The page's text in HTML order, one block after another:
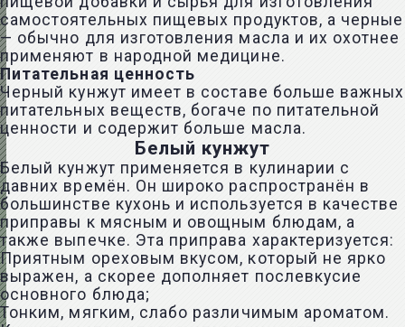
самостоятельных пищевых продуктов, а черные
— обычно для изготовления масла и их охотнее
применяют в народной медицине.
Питательная ценность
Черный кунжут имеет в составе больше важных
питательных веществ, богаче по питательной
ценности и содержит больше масла.
Белый кунжут
Белый кунжут применяется в кулинарии с
давних времён. Он широко распространён в
большинстве кухонь и используется в качестве
приправы к мясным и овощным блюдам, а
также выпечке. Эта приправа характеризуется:
Приятным ореховым вкусом, который не ярко
выражен, а скорее дополняет послевкусие
основного блюда;
Тонким, мягким, слабо различимым ароматом.